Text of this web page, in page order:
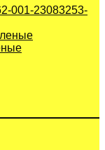
001-23083253-